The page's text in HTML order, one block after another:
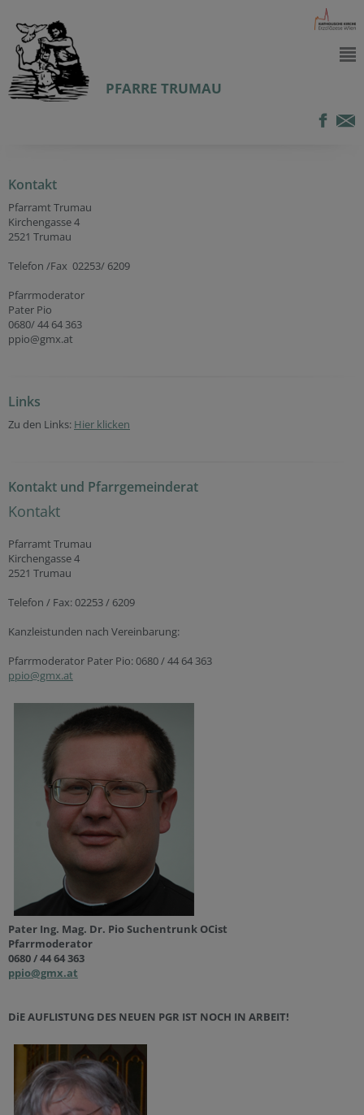
PFARRE TRUMAU
Kontakt
Pfarramt Trumau
Kirchengasse 4
2521 Trumau
Telefon /Fax 02253/ 6209
Pfarrmoderator
Pater Pio
0680/ 44 64 363
ppio@gmx.at
Links
Zu den Links: Hier klicken
Kontakt und Pfarrgemeinderat
Kontakt
Pfarramt Trumau
Kirchengasse 4
2521 Trumau
Telefon / Fax: 02253 / 6209
Kanzleistunden nach Vereinbarung:
Pfarrmoderator Pater Pio: 0680 / 44 64 363
ppio@gmx.at
Pater Ing. Mag. Dr. Pio Suchentrunk OCist
Pfarrmoderator
0680 / 44 64 363
ppio@gmx.at
DiE AUFLISTUNG DES NEUEN PGR IST NOCH IN ARBEIT!